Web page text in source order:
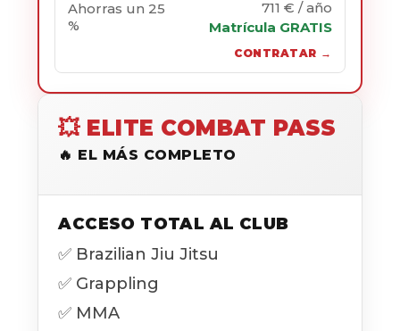
Ahorras un 25
%
711 € / año
Matrícula GRATIS
CONTRATAR →
💥 ELITE COMBAT PASS
🔥 EL MÁS COMPLETO
ACCESO TOTAL AL CLUB
✅ Brazilian Jiu Jitsu
✅ Grappling
✅ MMA